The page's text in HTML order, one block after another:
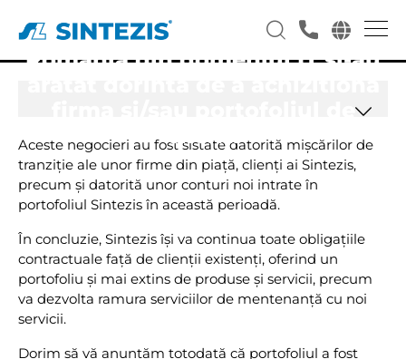
firme mari, internationale din
Romania din domeniul IT si-au
clienti
Aceste negocieri au fost sistate datorită mişcărilor de
tranziţie ale unor firme din piaţă, clienţi ai Sintezis,
precum şi datorită unor conturi noi intrate în
portofoliul Sintezis în această perioadă.
În concluzie, Sintezis îşi va continua toate obligaţiile
contractuale faţă de clienţii existenţi, oferind un
portofoliu şi mai extins de produse şi servicii, precum
va dezvolta ramura serviciilor de mentenanţă cu noi
servicii.
Dorim să vă anunţăm totodată că portofoliul a fost